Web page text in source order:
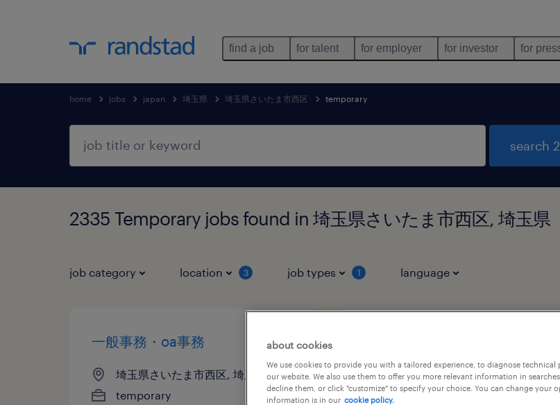
find a job for talent for employer for investor for
home jobs japan 埼玉県 埼玉県さいたま市西区 temporary
search
2335 Temporary jobs found in 埼玉県さいたま市西区, 埼玉県
job category location 3 job types 1 language
一般事務・oa事務
埼玉県さいたま市西区, 埼玉県
temporary
埼玉県さいたま市西区, 埼玉県
temporary
about cookies
We use cookies to provide you with a tailored experience, to diagnose technical
our website. We also use them to offer you more relevant information in
decline them, or click "customize" to specify your choice. You can change your
information is in our cookie policy.